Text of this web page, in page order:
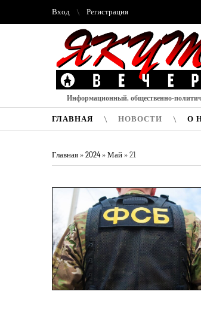
Вход Регистрация
Информационный, общественно-
ГЛАВНАЯ НОВОСТИ О
Главная » 2024 » Май » 21